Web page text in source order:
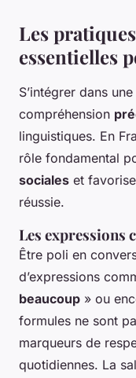
Les
essentielles
S’intégrer dans
compréhension
linguistiques. En
rôle fondamental
sociales et
réussie.
Les expressions
Être poli en
d’expressions
beaucoup » ou
formules ne sont
marqueurs de
quotidiennes. La